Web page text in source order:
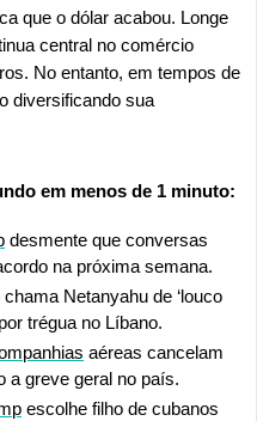
que o dólar acabou. Longe
central no comércio
No entanto, em tempos de
diversificando sua
em menos de 1 minuto:
desmente que conversas
na próxima semana.
chama Netanyahu de ‘louco
trégua no Líbano.
aéreas cancelam
a greve geral no país.
escolhe filho de cubanos